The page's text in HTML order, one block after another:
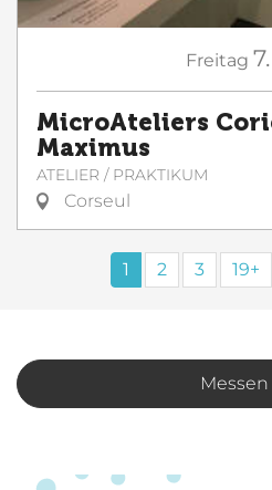
Freitag 7.
MicroAteliers
Maximus
ATELIER / PRAKTIKUM
Corseul
1 2 3 19+
Messen